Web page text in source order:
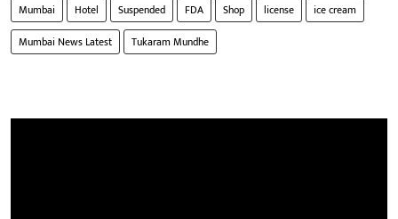
Mumbai Hotel Suspended FDA Shop license
ice cream
Mumbai News Latest
Tukaram Mundhe